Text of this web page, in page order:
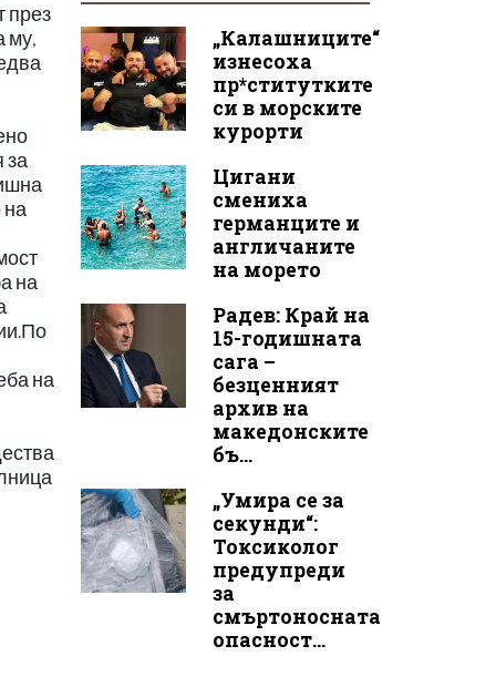
през
му,
за
на
на
на
„Калашниците“
изнесоха
пр*ститутките
си в морските
курорти
Цигани
смениха
германците и
англичаните
на морето
Радев: Край на
15-годишната
сага –
безценният
архив на
македонските
бъ...
„Умира се за
секунди“:
Токсиколог
предупреди
за
смъртоносната
опасност...